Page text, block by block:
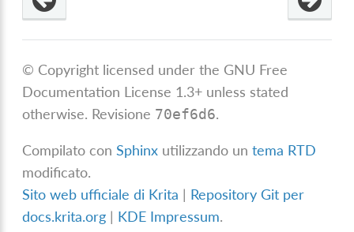
© Copyright licensed under the GNU Free
Documentation License 1.3+ unless stated
otherwise. Revisione 70ef6d6.
Compilato conSphinx utilizzando untema RTD
modificato.
Sito web ufficiale di Krita | Repository Git per
docs.krita.org | KDE Impressum.